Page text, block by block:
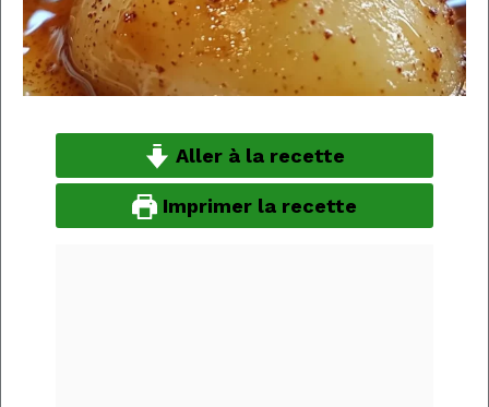
Aller à la recette
Imprimer la recette